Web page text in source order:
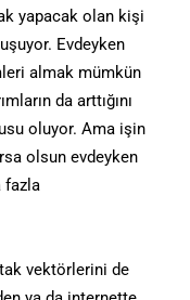
yapacak olan kişi
Evdeyken
almak mümkün
da arttığını
oluyor. Ama işin
olsun evdeyken
fazla
vektörlerini de